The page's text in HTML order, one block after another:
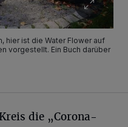
hier ist die Water Flower auf
vorgestellt. Ein Buch darüber
die „Corona-